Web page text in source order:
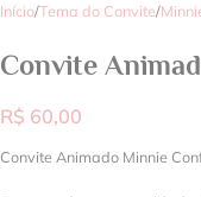
Início/Tema do Convite/
Convite
R$ 60,00
Convite Animado Minnie